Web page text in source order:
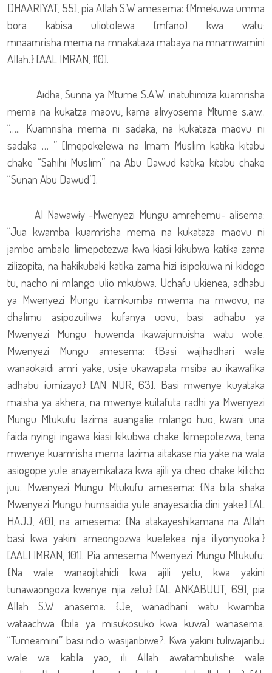
DHAARIYAT, 55], pia Allah S.W amesema: {Mmekuwa umma
bora kabisa uliotolewa (mfano) kwa watu;
mnaamrisha mema na mnakataza mabaya na mnamwamini
Allah.} [AAL IMRAN, 110].
Aidha, Sunna ya Mtume S.A.W. inatuhimiza kuamrisha
mema na kukatza maovu, kama alivyosema Mtume s.a.w.:
“….. Kuamrisha mema ni sadaka, na kukataza maovu ni
sadaka … ” [Imepokelewa na Imam Muslim katika kitabu
chake “Sahihi Muslim” na Abu Dawud katika kitabu chake
“Sunan Abu Dawud”].
Al Nawawiy -Mwenyezi Mungu amrehemu- alisema:
“Jua kwamba kuamrisha mema na kukataza maovu ni
jambo ambalo limepotezwa kwa kiasi kikubwa katika zama
zilizopita, na hakikubaki katika zama hizi isipokuwa ni kidogo
tu, nacho ni mlango ulio mkubwa. Uchafu ukienea, adhabu
ya Mwenyezi Mungu itamkumba mwema na mwovu, na
dhalimu asipozuiliwa kufanya uovu, basi adhabu ya
Mwenyezi Mungu huwenda ikawajumuisha watu wote.
Mwenyezi Mungu amesema: {Basi wajihadhari wale
wanaokaidi amri yake, usije ukawapata msiba au ikawafika
adhabu iumizayo} [AN NUR, 63]. Basi mwenye kuyataka
maisha ya akhera, na mwenye kuitafuta radhi ya Mwenyezi
Mungu Mtukufu lazima auangalie mlango huo, kwani una
faida nyingi ingawa kiasi kikubwa chake kimepotezwa, tena
mwenye kuamrisha mema lazima aitakase nia yake na wala
asiogope yule anayemkataza kwa ajili ya cheo chake kilicho
juu. Mwenyezi Mungu Mtukufu amesema: {Na bila shaka
Mwenyezi Mungu humsaidia yule anayesaidia dini yake} [AL
HAJJ, 40], na amesema: {Na atakayeshikamana na Allah
basi kwa yakini ameongozwa kuelekea njia iliyonyooka.}
[AALI IMRAN, 101]. Pia amesema Mwenyezi Mungu Mtukufu:
{Na wale wanaojitahidi kwa ajili yetu, kwa yakini
tunawaongoza kwenye njia zetu} [AL ANKABUUT, 69], pia
Allah S.W anasema: {Je, wanadhani watu kwamba
wataachwa (bila ya misukosuko kwa kuwa) wanasema:
“Tumeamini.” basi ndio wasijaribiwe?. Kwa yakini tuliwajaribu
wale wa kabla yao, ili Allah awatambulishe wale